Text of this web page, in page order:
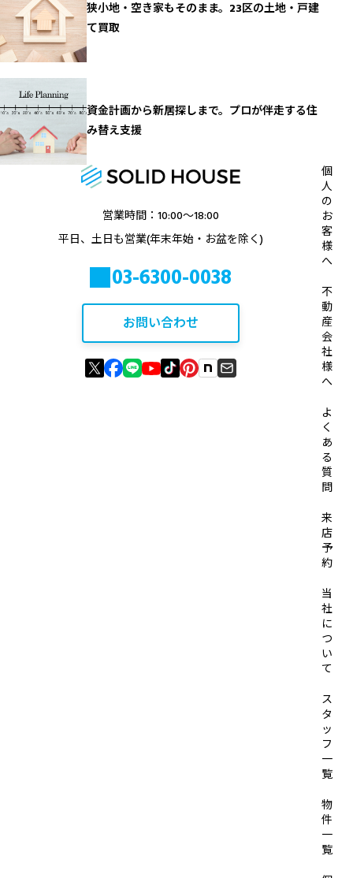
狭小地・空き家もそのまま。23区の土地・戸建
て買取
資金計画から新居探しまで。プロが伴走する住
み替え支援
営業時間：10:00〜18:00
平日、土日も営業(年末年始・お盆を除く)
03-6300-0038
お問い合わせ
個
人
の
お
客
様
へ
不
動
産
会
社
様
へ
よ
く
あ
る
質
問
来
店
予
約
当
社
に
つ
い
て
ス
タ
ッ
フ
一
覧
物
件
一
覧